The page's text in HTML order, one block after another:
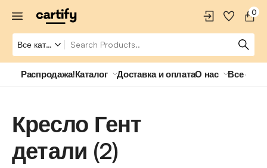
0
Распродажа!Каталог Доставка и оплатаО нас Все о
Кресло Гент
детали (2)